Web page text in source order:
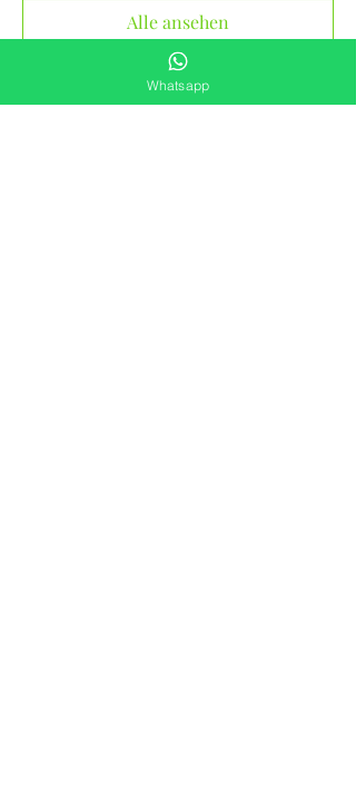
3 weitere Elemente verfügbar
Alle ansehen
Whatsapp